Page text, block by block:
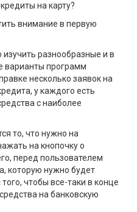
на карту?
внимание в первую
разнообразные и в
варианты программ
несколько заявок на
у каждого есть
с наиболее
то, что нужно на
на кнопочку о
перед пользователем
которую нужно будет
чтобы все-таки в конце
на банковскую